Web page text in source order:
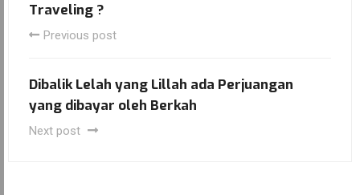
Traveling ?
Previous post
Dibalik Lelah yang Lillah ada Perjuangan
yang dibayar oleh Berkah
Next post